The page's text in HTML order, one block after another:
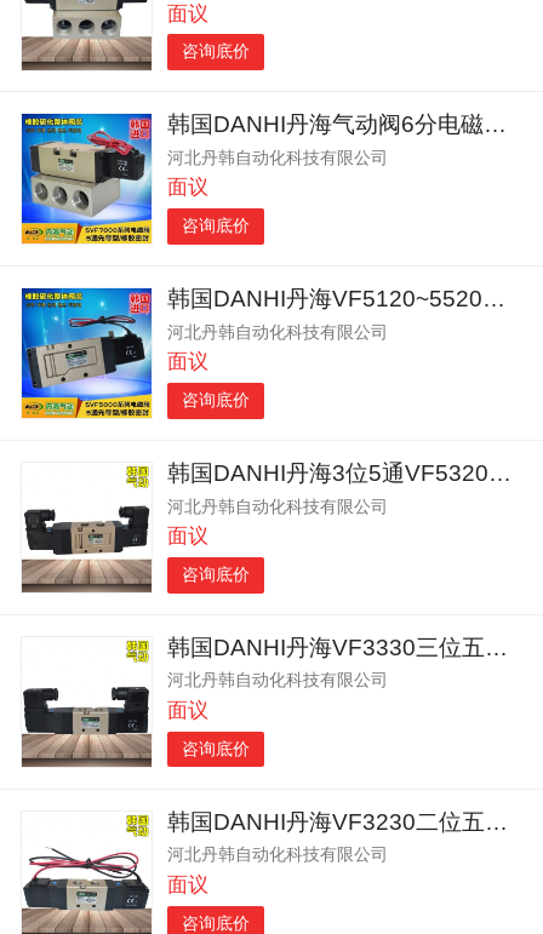
面议
咨询底价
韩国DANHI丹海气动阀6分电磁气阀VF7120
河北丹韩自动化科技有限公司
面议
咨询底价
韩国DANHI丹海VF5120~5520两位五通电磁阀
河北丹韩自动化科技有限公司
面议
咨询底价
韩国DANHI丹海3位5通VF5320中央封闭气缸电磁阀
河北丹韩自动化科技有限公司
面议
咨询底价
韩国DANHI丹海VF3330三位五通中封电磁阀
河北丹韩自动化科技有限公司
面议
咨询底价
韩国DANHI丹海VF3230二位五通气动阀
河北丹韩自动化科技有限公司
面议
咨询底价